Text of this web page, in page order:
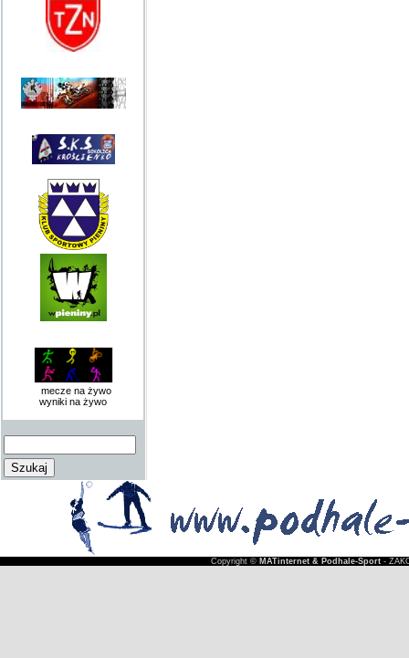
mecze na żywo
wyniki na żywo
Copyright © MATinternet & Podhale-Sport-